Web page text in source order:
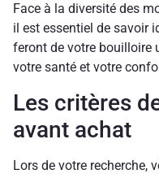
Face à la diversité des
il est essentiel de savoir
feront de votre bouilloire
votre santé et votre
Les critères
avant achat
Lors de votre recherche,